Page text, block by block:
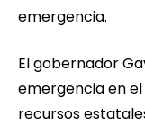
emergencia.
El gobernador
emergencia en
recursos